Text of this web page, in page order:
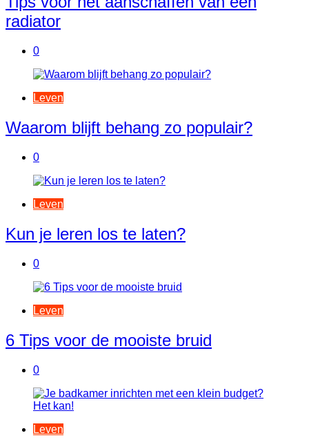
radiator
0
Leven
Waarom blijft behang zo populair?
0
Leven
Kun je leren los te laten?
0
Leven
6 Tips voor de mooiste bruid
0
Leven